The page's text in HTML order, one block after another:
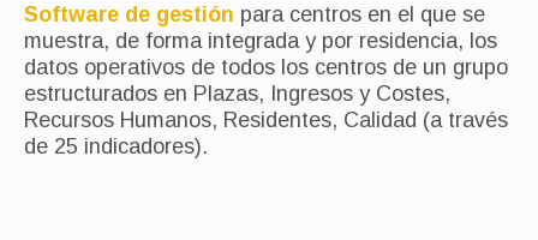
Software de gestión para centros en el que se
muestra, de forma integrada y por residencia, los
datos operativos de todos los centros de un grupo
estructurados en Plazas, Ingresos y Costes,
Recursos Humanos, Residentes, Calidad (a través
de 25 indicadores).